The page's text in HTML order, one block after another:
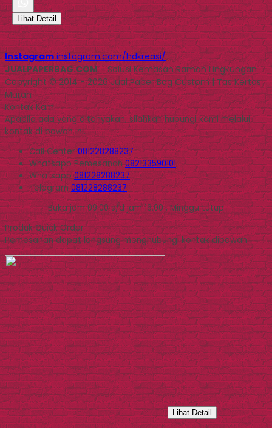
Lihat Detail
Instagram instagram.com/hdkreasi/
JUALPAPERBAG.COM- Solusi Kemasan Ramah Lingkungan
Copyright © 2014 - 2026 Jual Paper Bag Custom | Tas Kertas
Murah
Kontak Kami
Apabila ada yang ditanyakan, silahkan hubungi kami melalui
kontak di bawah ini.
Call Center081228288237
WhatsappPemesanan 082133590101
Whatsapp081228288237
Telegram081228288237
Buka jam 09.00 s/d jam 16.00 , Minggu tutup
Produk Quick Order
Pemesanan dapat langsung menghubungi kontak dibawah:
Lihat Detail